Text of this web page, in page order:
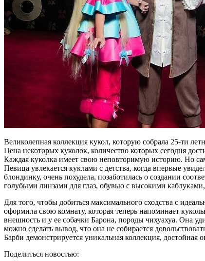
Великолепная коллекция кукол, которую собрала 25-ти
Цена некоторых куколок, количество которых сегодня
Каждая куколка имеет свою неповторимую историю. Но
Певица увлекается куклами с детства, когда впервые
блондинку, очень похудела, позаботилась о создании
голубыми линзами для глаз, обувью с высокими
Для того, чтобы добиться максимального сходства с
оформила свою комнату, которая теперь напоминает
внешность и у ее собачки Барона, породы чихуахуа. Она
можно сделать вывод, что она не собирается
Барби демонстрируется уникальная коллекция, достойная
Поделиться новостью: